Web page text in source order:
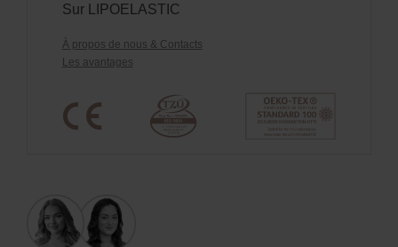
Sur LIPOELASTIC
À propos de nous & Contacts
Les avantages